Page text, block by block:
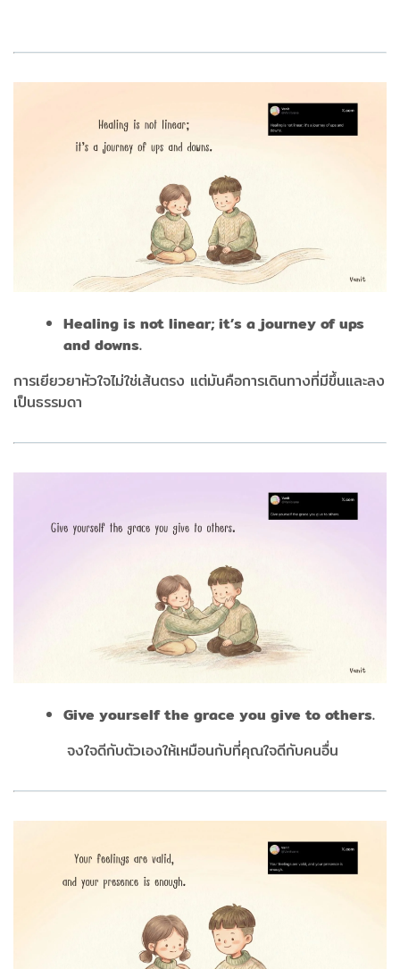
Healing is not linear; it’s a journey of ups
and downs.
การเยียวยาหัวใจไม่ใช่เส้นตรง แต่มันคือการเดินทางที่มีขึ้นและลง
เป็นธรรมดา
Give yourself the grace you give to others.
จงใจดีกับตัวเองให้เหมือนกับที่คุณใจดีกับคนอื่น